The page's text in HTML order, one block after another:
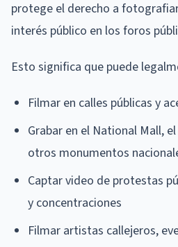
protege el derecho a
interés público en los foros
Esto significa que puede
Filmar en calles públicas y
Grabar en el National Mall,
otros monumentos
Captar video de protestas
y concentraciones
Filmar artistas callejeros,